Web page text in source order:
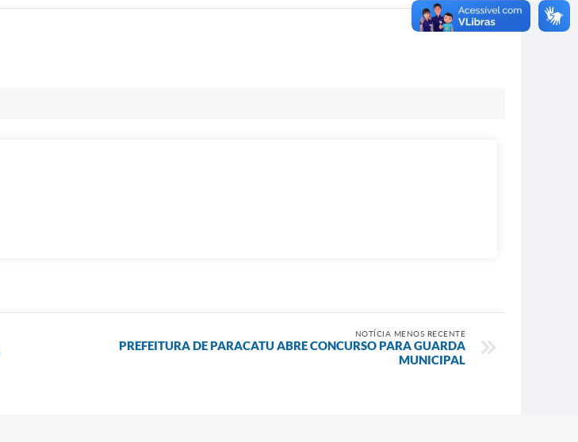
NOTÍCIA MENOS RECENTE
PREFEITURA DE PARACATU ABRE CONCURSO PARA GUARDA
MUNICIPAL